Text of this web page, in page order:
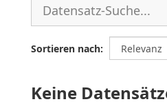
Sortieren nach
Keine